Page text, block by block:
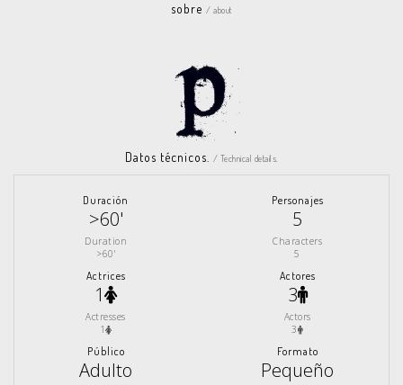
sobre/ about
Datos técnicos. / Technical details.
Duración
>60'
Duration
>60'
Personajes
5
Characters
5
Actrices
1
Actresses
1
Actores
3
Actors
3
Público
Adulto
Formato
Pequeño